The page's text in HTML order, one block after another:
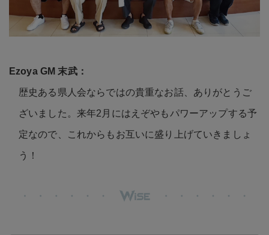
歴史ある県人会ならではの貴重なお話、ありがとうご
ざいました。来年2月にはえぞやもパワーアップする予
定なので、これからもお互いに盛り上げていきましょ
う！